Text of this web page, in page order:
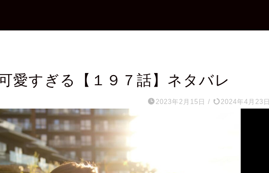
愛すぎる【１９７話】ネタバレ
2023年2月15日 / 2024年4月23日